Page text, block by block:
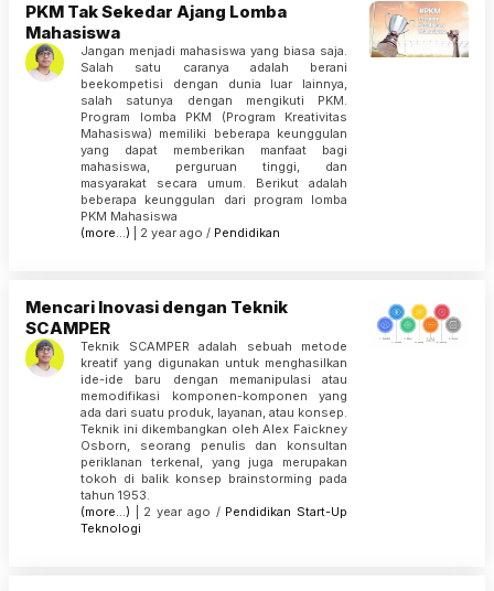
PKM Tak Sekedar Ajang Lomba
Mahasiswa
Jangan menjadi mahasiswa yang biasa saja.
Salah satu caranya adalah berani
beekompetisi dengan dunia luar lainnya,
salah satunya dengan mengikuti PKM.
Program lomba PKM (Program Kreativitas
Mahasiswa) memiliki beberapa keunggulan
yang dapat memberikan manfaat bagi
mahasiswa, perguruan tinggi, dan
masyarakat secara umum. Berikut adalah
beberapa keunggulan dari program lomba
PKM Mahasiswa
(more…) | 2 year ago / Pendidikan
Mencari Inovasi dengan Teknik
SCAMPER
Teknik SCAMPER adalah sebuah metode
kreatif yang digunakan untuk menghasilkan
ide-ide baru dengan memanipulasi atau
memodifikasi komponen-komponen yang
ada dari suatu produk, layanan, atau konsep.
Teknik ini dikembangkan oleh Alex Faickney
Osborn, seorang penulis dan konsultan
periklanan terkenal, yang juga merupakan
tokoh di balik konsep brainstorming pada
tahun 1953.
(more…) | 2 year ago / Pendidikan Start-Up
Teknologi